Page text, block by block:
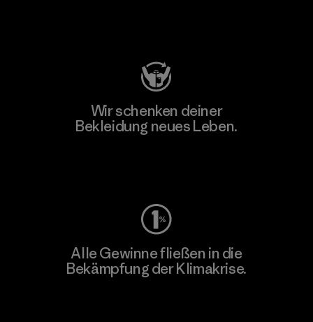
Wir schenken deiner
Bekleidung neues Leben.
Alle Gewinne fließen in die
Bekämpfung der Klimakrise.